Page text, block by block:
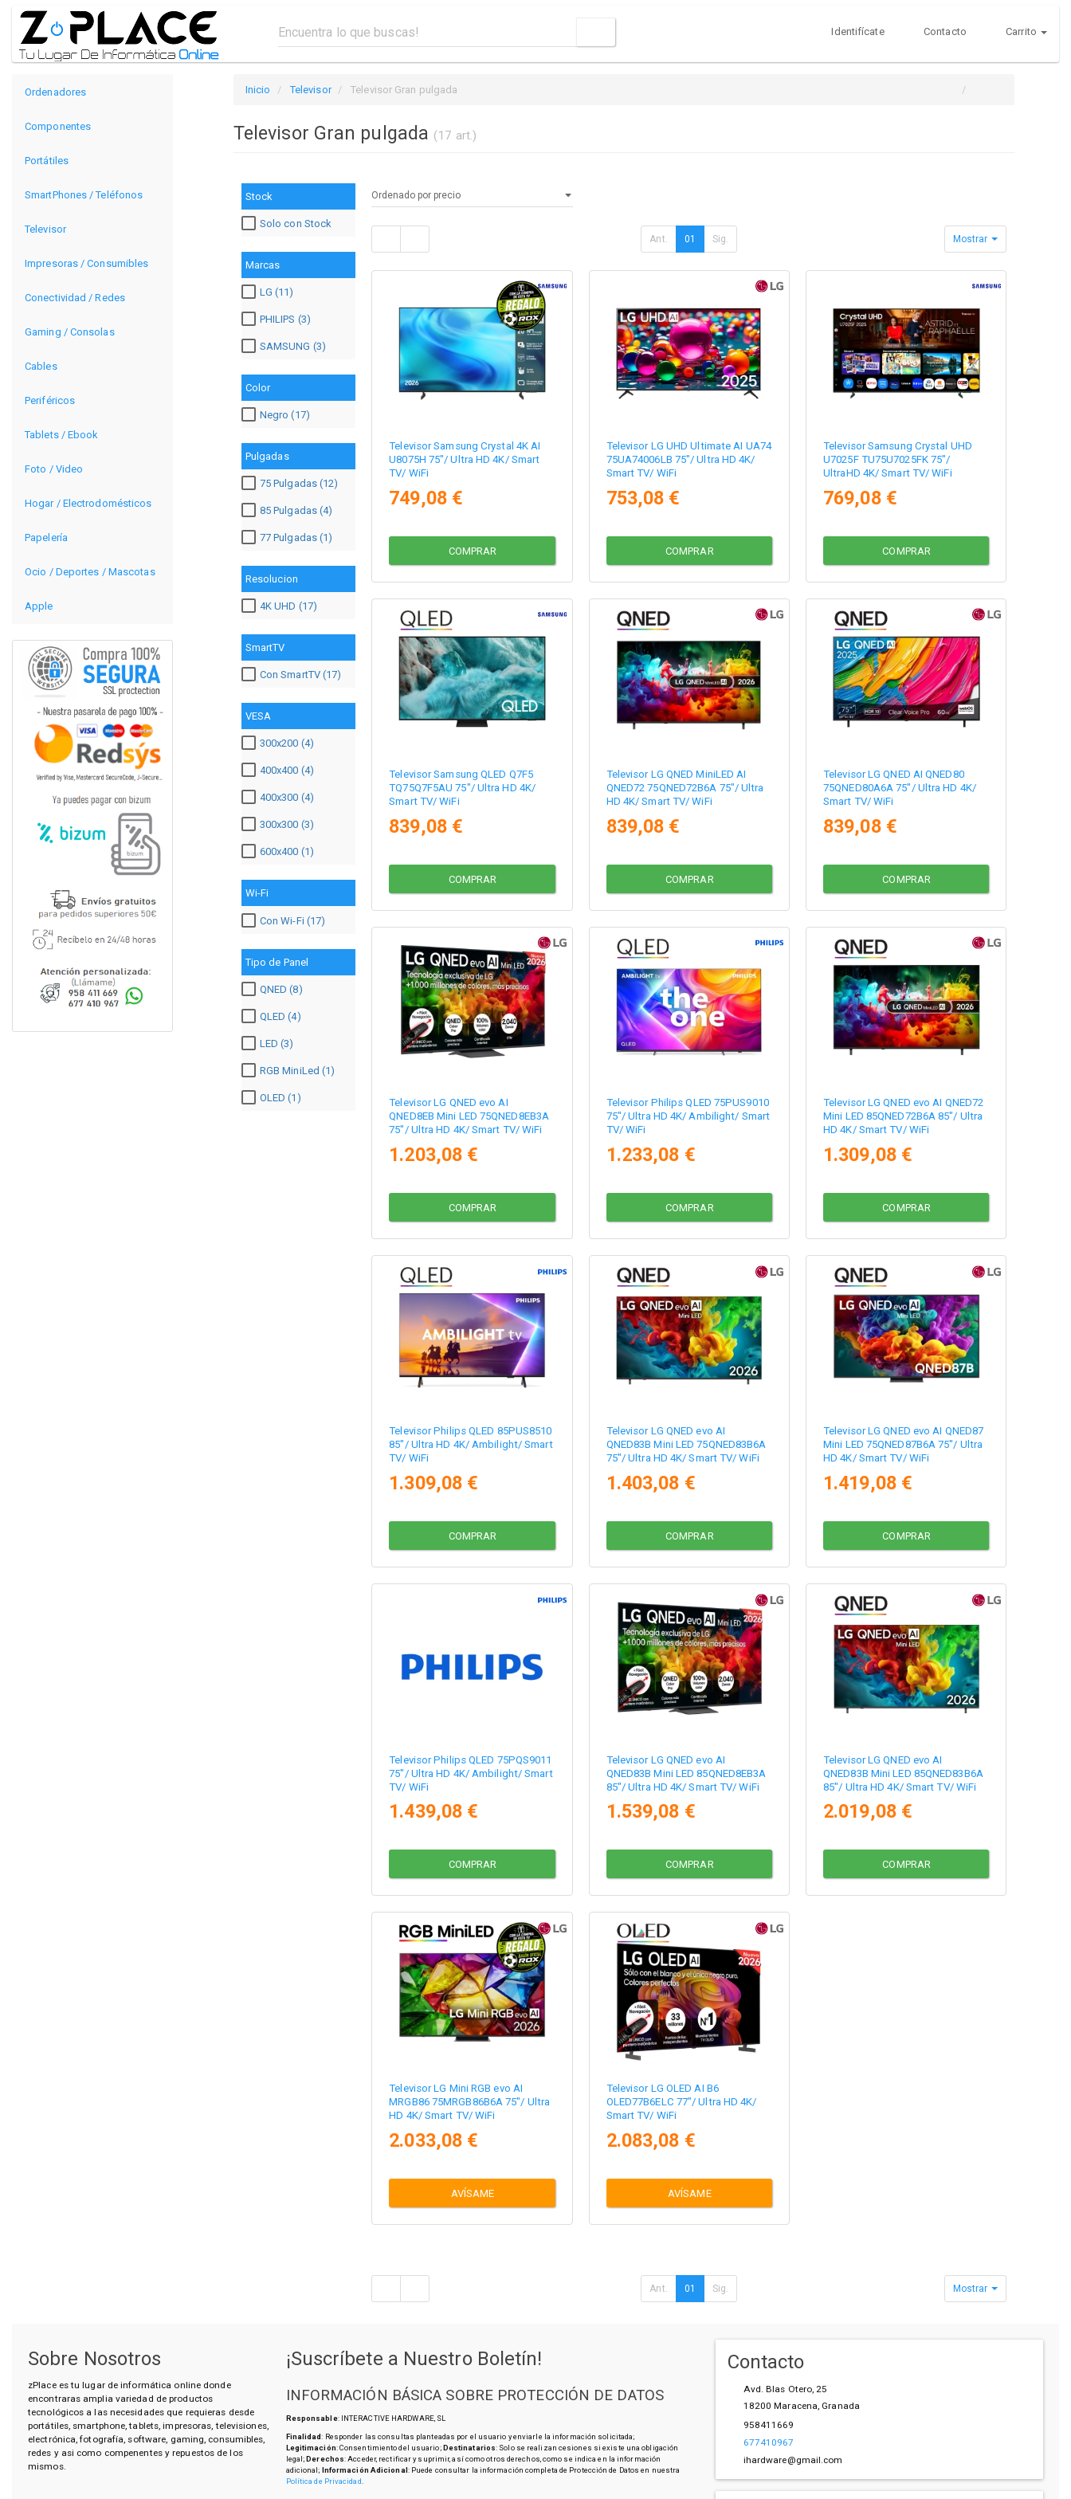
Identifícate Contacto Carrito
Ordenadores
Componentes
Portátiles
SmartPhones / Teléfonos
Televisor
Impresoras / Consumibles
Conectividad / Redes
Gaming / Consolas
Cables
Periféricos
Tablets / Ebook
Foto / Video
Hogar / Electrodomésticos
Papelería
Ocio / Deportes / Mascotas
Apple
Inicio Televisor Televisor Gran pulgada
Televisor Gran pulgada (17 art.)
Stock
Solo con Stock
Marcas
LG (11)
PHILIPS (3)
SAMSUNG (3)
Color
Negro (17)
Pulgadas
75 Pulgadas (12)
85 Pulgadas (4)
77 Pulgadas (1)
Resolucion
4K UHD (17)
SmartTV
Con SmartTV (17)
VESA
300x200 (4)
400x400 (4)
400x300 (4)
300x300 (3)
600x400 (1)
Wi-Fi
Con Wi-Fi (17)
Tipo de Panel
QNED (8)
QLED (4)
LED (3)
RGB MiniLed (1)
OLED (1)
Ant. 01 Sig. Mostrar
Televisor Samsung Crystal 4K AI
U8075H 75"/ Ultra HD 4K/ Smart
TV/ WiFi
749,08 €
COMPRAR
Televisor LG UHD Ultimate AI UA74
75UA74006LB 75"/ Ultra HD 4K/
Smart TV/ WiFi
753,08 €
COMPRAR
Televisor Samsung Crystal UHD
U7025F TU75U7025FK 75"/
UltraHD 4K/ Smart TV/ WiFi
769,08 €
COMPRAR
Televisor Samsung QLED Q7F5
TQ75Q7F5AU 75"/ Ultra HD 4K/
Smart TV/ WiFi
839,08 €
COMPRAR
Televisor LG QNED MiniLED AI
QNED72 75QNED72B6A 75"/ Ultra
HD 4K/ Smart TV/ WiFi
839,08 €
COMPRAR
Televisor LG QNED AI QNED80
75QNED80A6A 75"/ Ultra HD 4K/
Smart TV/ WiFi
839,08 €
COMPRAR
Televisor LG QNED evo AI
QNED8EB Mini LED 75QNED8EB3A
75"/ Ultra HD 4K/ Smart TV/ WiFi
1.203,08 €
COMPRAR
Televisor Philips QLED 75PUS9010
75"/ Ultra HD 4K/ Ambilight/ Smart
TV/ WiFi
1.233,08 €
COMPRAR
Televisor LG QNED evo AI QNED72
Mini LED 85QNED72B6A 85"/ Ultra
HD 4K/ Smart TV/ WiFi
1.309,08 €
COMPRAR
Televisor Philips QLED 85PUS8510
85"/ Ultra HD 4K/ Ambilight/ Smart
TV/ WiFi
1.309,08 €
COMPRAR
Televisor LG QNED evo AI
QNED83B Mini LED 75QNED83B6A
75"/ Ultra HD 4K/ Smart TV/ WiFi
1.403,08 €
COMPRAR
Televisor LG QNED evo AI QNED87
Mini LED 75QNED87B6A 75"/ Ultra
HD 4K/ Smart TV/ WiFi
1.419,08 €
COMPRAR
Televisor Philips QLED 75PQS9011
75"/ Ultra HD 4K/ Ambilight/ Smart
TV/ WiFi
1.439,08 €
COMPRAR
Televisor LG QNED evo AI
QNED83B Mini LED 85QNED8EB3A
85"/ Ultra HD 4K/ Smart TV/ WiFi
1.539,08 €
COMPRAR
Televisor LG QNED evo AI
QNED83B Mini LED 85QNED83B6A
85"/ Ultra HD 4K/ Smart TV/ WiFi
2.019,08 €
COMPRAR
Televisor LG Mini RGB evo AI
MRGB86 75MRGB86B6A 75"/ Ultra
HD 4K/ Smart TV/ WiFi
2.033,08 €
AVÍSAME
Televisor LG OLED AI B6
OLED77B6ELC 77"/ Ultra HD 4K/
Smart TV/ WiFi
2.083,08 €
AVÍSAME
Ant. 01 Sig. Mostrar
Sobre Nosotros
zPlace es tu lugar de informática online donde
encontraras amplia variedad de productos
tecnológicos a las necesidades que requieras desde
portátiles, smartphone, tablets, impresoras, televisiones,
electrónica, fotografía, software, gaming, consumibles,
redes y asi como compenentes y repuestos de los
mismos.
¡Suscríbete a Nuestro Boletín!
INFORMACIÓN BÁSICA SOBRE PROTECCIÓN DE DATOS
Responsable: INTERACTIVE HARDWARE, SL
Finalidad: Responder las consultas planteadas por el usuario y enviarle la información solicitada;
Legitimación: Consentimiento del usuario;Destinatarios: Solo se realizan cesiones si existe una obligación
legal;Derechos: Acceder, rectificar y suprimir, así como otros derechos, como se indica en la información
adicional; Información Adicional: Puede consultar la información completa de Protección de Datos en nuestra
Política de Privacidad
Contacto
Avd. Blas Otero, 25
18200 Maracena, Granada
958411669
677410967
ihardware@gmail.com